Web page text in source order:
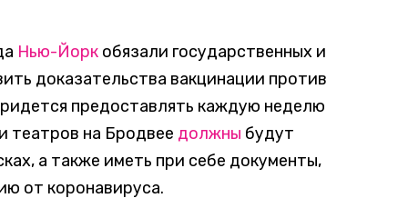
Нью-Йорк обязали государственных и
доказательства вакцинации против
предоставлять каждую неделю
театров на Бродвее должны будут
а также иметь при себе документы,
от коронавируса.